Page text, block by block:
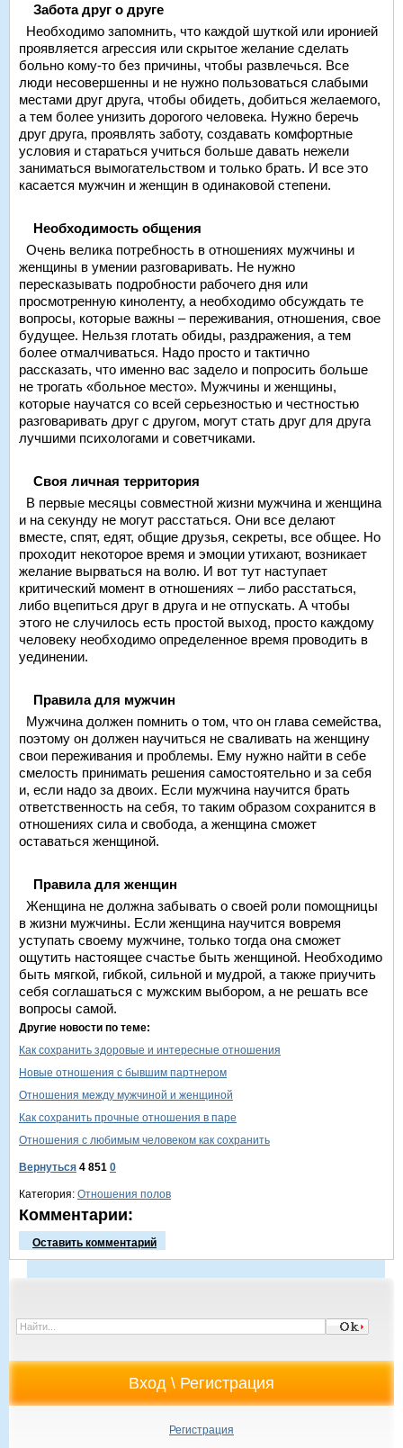
Забота друг о друге
Необходимо запомнить, что каждой шуткой или иронией
проявляется агрессия или скрытое желание сделать
больно кому-то без причины, чтобы развлечься. Все
люди несовершенны и не нужно пользоваться слабыми
местами друг друга, чтобы обидеть, добиться желаемого,
а тем более унизить дорогого человека. Нужно беречь
друг друга, проявлять заботу, создавать комфортные
условия и стараться учиться больше давать нежели
заниматься вымогательством и только брать. И все это
касается мужчин и женщин в одинаковой степени.
Необходимость общения
Очень велика потребность в отношениях мужчины и
женщины в умении разговаривать. Не нужно
пересказывать подробности рабочего дня или
просмотренную киноленту, а необходимо обсуждать те
вопросы, которые важны – переживания, отношения, свое
будущее. Нельзя глотать обиды, раздражения, а тем
более отмалчиваться. Надо просто и тактично
рассказать, что именно вас задело и попросить больше
не трогать «больное место». Мужчины и женщины,
которые научатся со всей серьезностью и честностью
разговаривать друг с другом, могут стать друг для друга
лучшими психологами и советчиками.
Своя личная территория
В первые месяцы совместной жизни мужчина и женщина
и на секунду не могут расстаться. Они все делают
вместе, спят, едят, общие друзья, секреты, все общее. Но
проходит некоторое время и эмоции утихают, возникает
желание вырваться на волю. И вот тут наступает
критический момент в отношениях – либо расстаться,
либо вцепиться друг в друга и не отпускать. А чтобы
этого не случилось есть простой выход, просто каждому
человеку необходимо определенное время проводить в
уединении.
Правила для мужчин
Мужчина должен помнить о том, что он глава семейства,
поэтому он должен научиться не сваливать на женщину
свои переживания и проблемы. Ему нужно найти в себе
смелость принимать решения самостоятельно и за себя
и, если надо за двоих. Если мужчина научится брать
ответственность на себя, то таким образом сохранится в
отношениях сила и свобода, а женщина сможет
оставаться женщиной.
Правила для женщин
Женщина не должна забывать о своей роли помощницы
в жизни мужчины. Если женщина научится вовремя
уступать своему мужчине, только тогда она сможет
ощутить настоящее счастье быть женщиной. Необходимо
быть мягкой, гибкой, сильной и мудрой, а также приучить
себя соглашаться с мужским выбором, а не решать все
вопросы самой.
Другие новости по теме:
Как сохранить здоровые и интересные отношения
Новые отношения с бывшим партнером
Отношения между мужчиной и женщиной
Как сохранить прочные отношения в паре
Отношения с любимым человеком как сохранить
Вернуться 4 851 0
Категория: Отношения полов
Комментарии:
Оставить комментарий
Регистрация